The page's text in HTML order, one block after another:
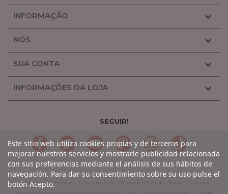
INFORMAÇÃO 
NÓS 
SUA CONTA 
INFORMAÇÕES DA LOJA 
SEGUIR!
LinkedInGorjeio YouTubePinterestLinkedinTikTok
Este sitio web utiliza cookies propias y de terceros para
mejorar nuestros servicios y mostrarle publicidad relacionada
con sus preferencias mediante el análisis de sus hábitos de
navegación. Para dar su consentimiento sobre su uso pulse el
botón Acepto.
Produtos para Bebê em Casa em Álava, Albacete, Alicante, Almería, Astúrias,